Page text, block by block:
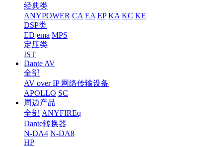
经典类
ANYPOWER CA EA EP KA KC KE
DSP类
ED ema MPS
定压类
IST
Dante AV
全部
AV over IP 网络传输设备
APOLLO SC
周边产品
全部 ANYFIREq
Dante转换器
N-DA4 N-DA8
HP